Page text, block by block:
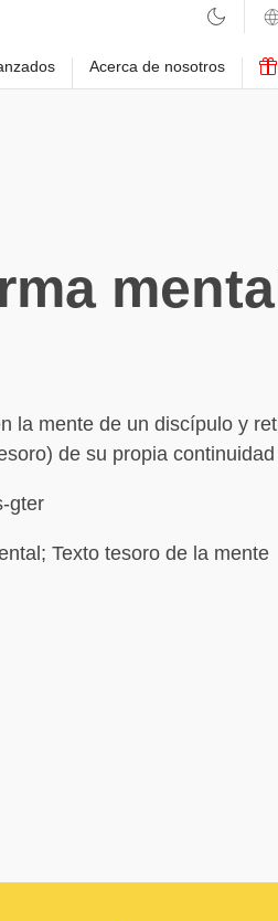
Acerca de nosotros
la mente de un discípulo y
de su propia
gter
Texto tesoro de la mente